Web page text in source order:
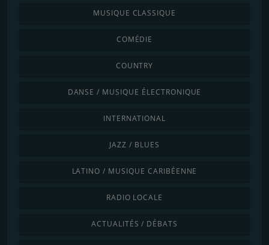
MUSIQUE CLASSIQUE
COMÉDIE
COUNTRY
DANSE / MUSIQUE ÉLECTRONIQUE
INTERNATIONAL
JAZZ / BLUES
LATINO / MUSIQUE CARIBÉENNE
RADIO LOCALE
ACTUALITÉS / DÉBATS